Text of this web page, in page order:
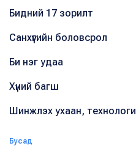
Бидний 17 зорилт
Санхүүгийн боловсрол
Би нэг удаа
Хүний багш
Шинжлэх ухаан, технологи
Бусад